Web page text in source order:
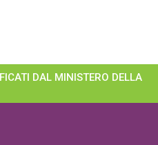
DAL MINISTERO DELLA